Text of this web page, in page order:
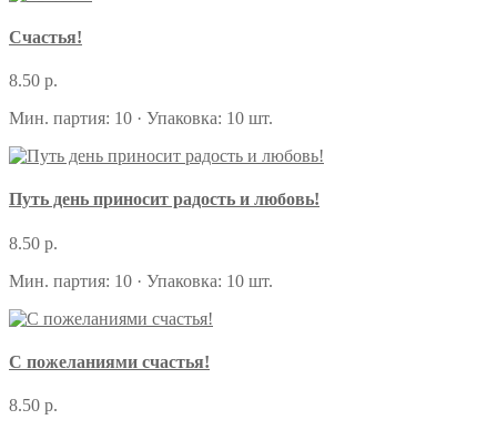
Счастья!
8.50 р.
Мин. партия: 10 · Упаковка: 10 шт.
Путь день приносит радость и любовь!
8.50 р.
Мин. партия: 10 · Упаковка: 10 шт.
С пожеланиями счастья!
8.50 р.